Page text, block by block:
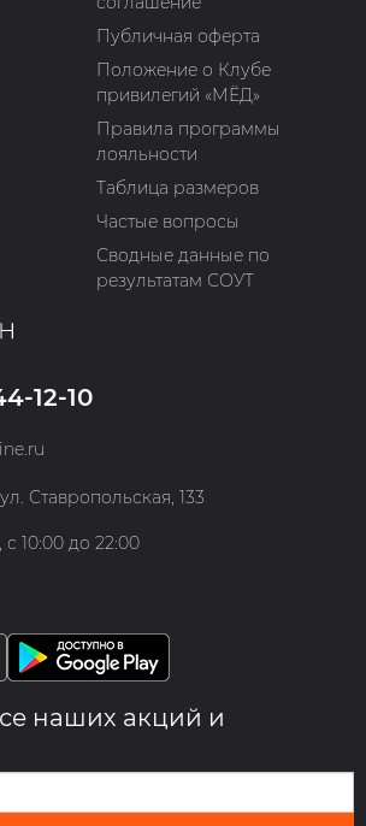
Публичная оферта
Положение о Клубе
привилегий «МЁД»
Правила программы
лояльности
Таблица размеров
Частые вопросы
Сводные данные по
результатам СОУТ
12-10
Ставропольская, 133
10:00 до 22:00
наших акций и